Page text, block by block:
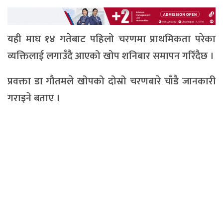
यही माघ १४ गतेबाट पहिलो चरणमा प्राथमिकता परेका
व्यक्तिलाई लगाउँदै आएको खोप शनिबार समापन गरिँदैछ ।
प्रवक्ता डा गौतमले खोपको दोस्रो चरणबारे चाँडै जानकारी
गराइने बताए ।